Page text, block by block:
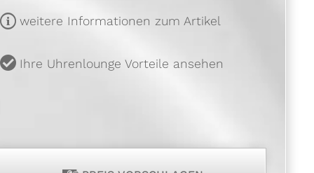
weitere Informationen zum Artikel
Ihre Uhrenlounge Vorteile ansehen